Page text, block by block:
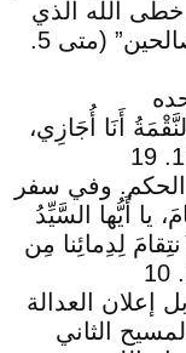
الله الذي
“يشرق شمسه على الأشرار والصالحين” (متى 5.
أَنَا أُجَازِي،
وفي سفر
يا أَيُّها السَّيِّدُ
لِدِمائِنا مِن
إعلان العدالة